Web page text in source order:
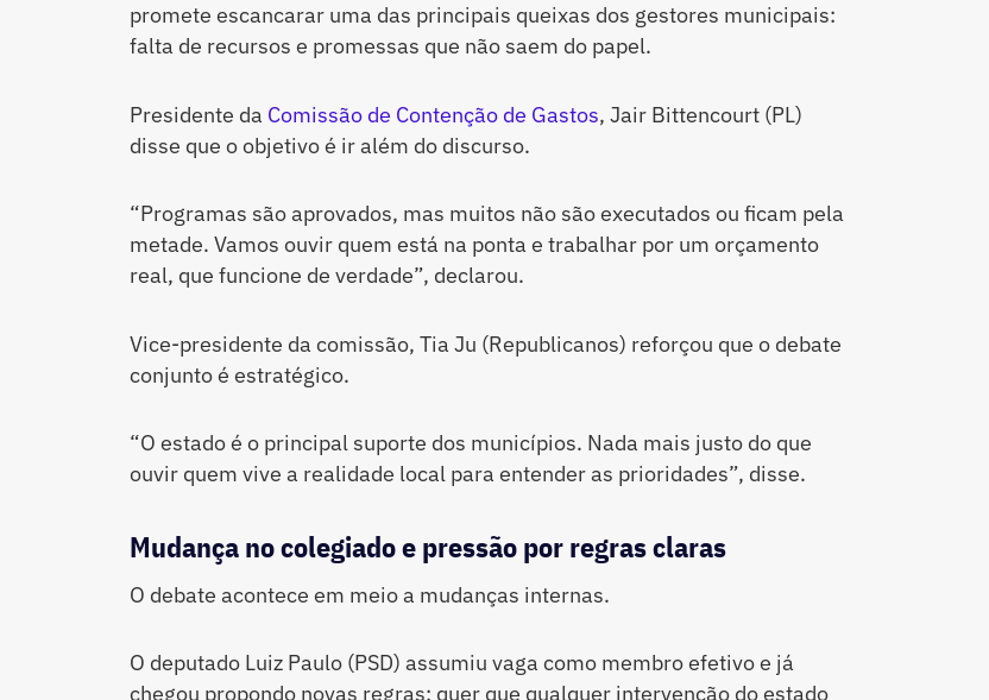
promete escancarar uma das principais queixas dos gestores municipais:
falta de recursos e promessas que não saem do papel.
Presidente da Comissão de Contenção de Gastos, Jair Bittencourt (PL)
disse que o objetivo é ir além do discurso.
“Programas são aprovados, mas muitos não são executados ou ficam pela
metade. Vamos ouvir quem está na ponta e trabalhar por um orçamento
real, que funcione de verdade”, declarou.
Vice-presidente da comissão, Tia Ju (Republicanos) reforçou que o debate
conjunto é estratégico.
“O estado é o principal suporte dos municípios. Nada mais justo do que
ouvir quem vive a realidade local para entender as prioridades”, disse.
Mudança no colegiado e pressão por regras claras
O debate acontece em meio a mudanças internas.
O deputado Luiz Paulo (PSD) assumiu vaga como membro efetivo e já
chegou propondo novas regras: quer que qualquer intervenção do estado